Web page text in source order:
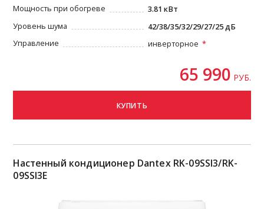
Мощность при обогреве
3.81 кВт
Уровень шума
42/38/35/32/29/27/25 дБ
Управление
инверторное
65 990 РУБ.
КУПИТЬ
Настенный кондиционер Dantex RK-09SSI3/RK-
09SSI3E